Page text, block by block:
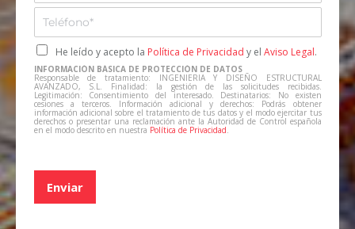
e
a
*
a
l
*
l
e
f
o
n
o
C
a
s
i
l
l
d
v
He leído y acepto la Política de Privacidad y el Aviso Legal.
INFORMACIÓN BÁSICA DE PROTECCIÓN DE DATOS
Responsable de tratamiento: INGENIERIA Y DISEÑO ESTRUCTURAL
AVANZADO, S.L. Finalidad: la gestión de las solicitudes recibidas.
Legitimación: Consentimiento del interesado. Destinatarios: No existen
cesiones a terceros. Información adicional y derechos: Podrás obtener
información adicional sobre el tratamiento de tus datos y el modo ejercitar tus
derechos o presentar una reclamación ante la Autoridad de Control española
en el modo descrito en nuestra Política de Privacidad.
Enviar